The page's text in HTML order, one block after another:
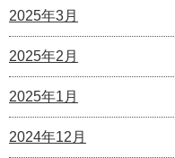
2025年3月
2025年2月
2025年1月
2024年12月